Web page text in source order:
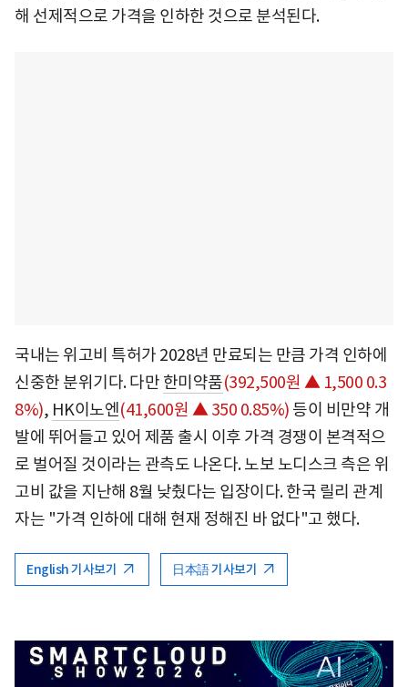
해 선제적으로 가격을 인하한 것으로 분석된다.
국내는 위고비 특허가 2028년 만료되는 만큼 가격 인하에
신중한 분위기다. 다만 한미약품(392,500원 ▲ 1,500 0.3
8%), HK이노엔(41,600원 ▲ 350 0.85%) 등이 비만약 개
발에 뛰어들고 있어 제품 출시 이후 가격 경쟁이 본격적으
로 벌어질 것이라는 관측도 나온다. 노보 노디스크 측은 위
고비 값을 지난해 8월 낮췄다는 입장이다. 한국 릴리 관계
자는 "가격 인하에 대해 현재 정해진 바 없다"고 했다.
English 기사보기 日本語 기사보기